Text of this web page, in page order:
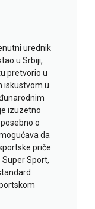
urednik
u Srbiji,
pretvorio u
iskustvom u
izuzetno
o
da
priče.
Super Sport,